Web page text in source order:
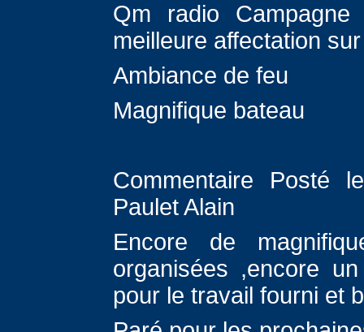
Qm radio
meilleure affectation
Ambiance de feu
Magnifique bateau
Commentaire Posté
Paulet Alain
Encore de
organisées ,encore
pour le travail fourni et